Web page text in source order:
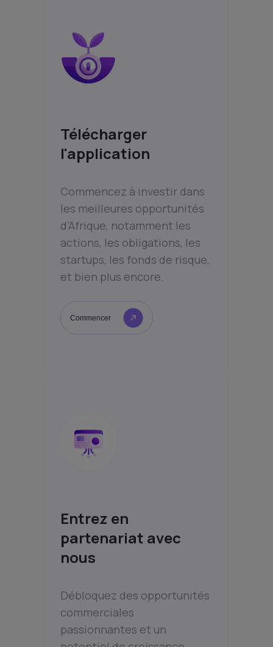
Télécharger
l'application
Commencez à investir dans
les meilleures opportunités
d’Afrique, notamment les
actions, les obligations, les
startups, les fonds de risque,
et bien plus encore.
Commencer
Entrez en
partenariat avec
nous
Débloquez des opportunités
commerciales
passionnantes et un